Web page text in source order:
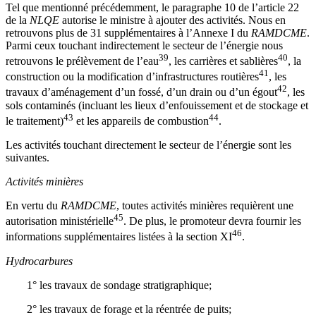
Tel que mentionné précédemment, le paragraphe 10 de l’article 22
de la NLQE autorise le ministre à ajouter des activités. Nous en
retrouvons plus de 31 supplémentaires à l’Annexe I du RAMDCME.
Parmi ceux touchant indirectement le secteur de l’énergie nous
retrouvons le prélèvement de l’eau39, les carrières et sablières40, la
construction ou la modification d’infrastructures routières41, les
travaux d’aménagement d’un fossé, d’un drain ou d’un égout42, les
sols contaminés (incluant les lieux d’enfouissement et de stockage et
le traitement)43 et les appareils de combustion44.
Les activités touchant directement le secteur de l’énergie sont les
suivantes.
Activités minières
En vertu du RAMDCME, toutes activités minières requièrent une
autorisation ministérielle45. De plus, le promoteur devra fournir les
informations supplémentaires listées à la section XI46.
Hydrocarbures
1° les travaux de sondage stratigraphique;
2° les travaux de forage et la réentrée de puits;